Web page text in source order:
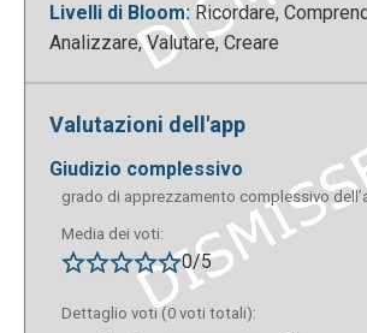
Rizemail può essere utilizzata In
cruciali da lunghe e-mail contenenti
didattici; aiutare gli studenti a
le informazioni provenienti da varie
comunicazioni e-mail; sintetizzare le
chiave da comunicare agli studenti;
punti salienti di una discussione via e-
Livelli di Bloom: Ricordare,
Analizzare, Valutare, Creare
Valutazioni dell'app
giudizio complessivo
grado di apprezzamento complessivo
Media dei voti:
0/5
Dettaglio voti (0 voti totali):